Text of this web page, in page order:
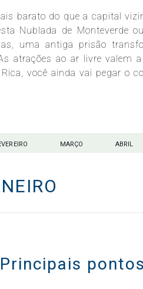
barato do que a capital
Nublada de Monteverde
uma antiga prisão
atrações ao ar livre valem
você ainda vai pegar o
MARÇO ABRIL
Principais